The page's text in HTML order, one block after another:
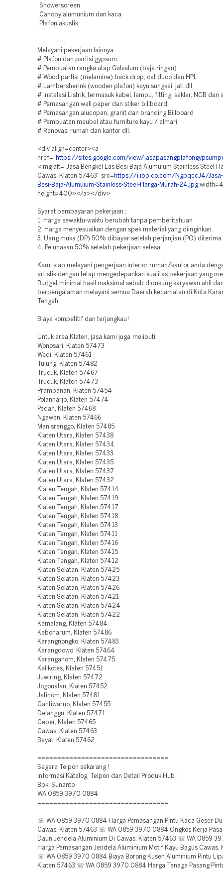
Showerscreen
Canopy alumunium dan kaca
Plafon akustik
Melayani pekerjaan lainnya :
# Plafon dan partisi gypsum
# Pembuatan rangka atap Galvalum (baja ringan)
# Wood partisi (melamine) back drop, cat duco dan HPL
# Lambersherink (wooden plafon) kayu sungkai, jati dll
# Instalasi Listrik, termasuk kabel, lampu, fitting, saklar, NCB dan
# Pemasangan wall paper dan stiker billboard
# Pemasangan alucopan, granit dan branding Billboard
# Pembuatan meubel atau furniture kayu / almari
# Renovasi rumah dan kantor dll.
<div align=center><a
href=" https://sites.google.com/view/
<img alt="Jasa Bengkel Las Besi Baja Alumuium Stainless Steel
Cawas, Klaten 57463" src= https://i.ibb.co.com/NgpqccJ4/Jasa-
Besi-Baja-Alumuium-Stainless-Steel-Harga-Murah-24.jpg
height=400></a></div>
Syarat pembayaran pekerjaan :
1. Harga sewaktu-waktu berubah tanpa pemberitahuan
2. Harga menyesuaikan dengan spek material yang diinginkan
3. Uang muka (DP) 50% dibayar setelah perjanjian (PO) diterima
4. Pelunasan 50% setelah pekerjaan selesai
Kami siap melayani pengerjaan interior rumah/kantor anda
artistik dengan tetap mengedepankan kualitas pekerjaan yang
Budget minimal hasil maksimal sebab didukung karyawan ahli
berpengalaman melayani semua Daerah kecamatan di Kota
Tengah.
Biaya kompetitif dan terjangkau!
Untuk area Klaten, jasa kami juga meliputi:
Wonosari, Klaten 57473
Wedi, Klaten 57461
Tulung, Klaten 57482
Trucuk, Klaten 57467
Trucuk, Klaten 57473
Prambanan, Klaten 57454
Polanharjo, Klaten 57474
Pedan, Klaten 57468
Ngawen, Klaten 57466
Manisrenggo, Klaten 57485
Klaten Utara, Klaten 57438
Klaten Utara, Klaten 57434
Klaten Utara, Klaten 57433
Klaten Utara, Klaten 57435
Klaten Utara, Klaten 57437
Klaten Utara, Klaten 57432
Klaten Tengah, Klaten 57414
Klaten Tengah, Klaten 57419
Klaten Tengah, Klaten 57417
Klaten Tengah, Klaten 57418
Klaten Tengah, Klaten 57413
Klaten Tengah, Klaten 57411
Klaten Tengah, Klaten 57416
Klaten Tengah, Klaten 57415
Klaten Tengah, Klaten 57412
Klaten Selatan, Klaten 57425
Klaten Selatan, Klaten 57423
Klaten Selatan, Klaten 57426
Klaten Selatan, Klaten 57421
Klaten Selatan, Klaten 57424
Klaten Selatan, Klaten 57422
Kemalang, Klaten 57484
Kebonarum, Klaten 57486
Karangnongko, Klaten 57483
Karangdowo, Klaten 57464
Karanganom, Klaten 57475
Kalikotes, Klaten 57451
Juwiring, Klaten 57472
Jogonalan, Klaten 57452
Jatinom, Klaten 57481
Gantiwarno, Klaten 57455
Delanggu, Klaten 57471
Ceper, Klaten 57465
Cawas, Klaten 57463
Bayat, Klaten 57462
=================================
Segera Telpon sekarang !
Informasi Katalog, Telpon dan Detail Produk Hub :
Bpk. Sunanto
WA 0859 3970 0884
=================================
☏ WA 0859 3970 0884 Harga Pemasangan Pintu Kaca Geser
Cawas, Klaten 57463 ☏ WA 0859 3970 0884 Ongkos Kerja
Daun Jendela Aluminium Di Cawas, Klaten 57463 ☏ WA 0859
Harga Pemasangan Jendela Aluminium Motif Kayu Bagus Cawas,
☏ WA 0859 3970 0884 Biaya Borong Kusen Aluminium Pintu
Klaten 57463 ☏ WA 0859 3970 0884 Harga Tenaga Pasang